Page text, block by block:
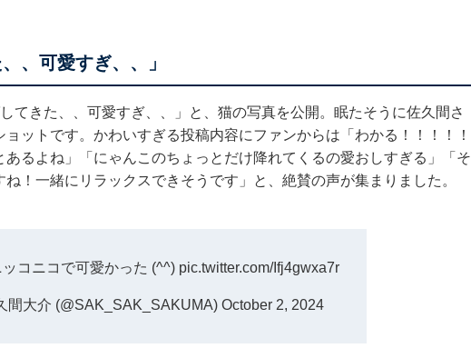
、可愛すぎ、、」
てきた、、可愛すぎ、、」と、猫の写真を公開。眠たそうに佐久間さ
ットです。かわいすぎる投稿内容にファンからは「わかる！！！！！
るよね」「にゃんこのちょっとだけ降れてくるの愛おしすぎる」「そ
！一緒にリラックスできそうです」と、絶賛の声が集まりました。
コニコで可愛かった (^^) pic.twitter.com/Ifj4gwxa7r
間大介 (@SAK_SAK_SAKUMA) October 2, 2024